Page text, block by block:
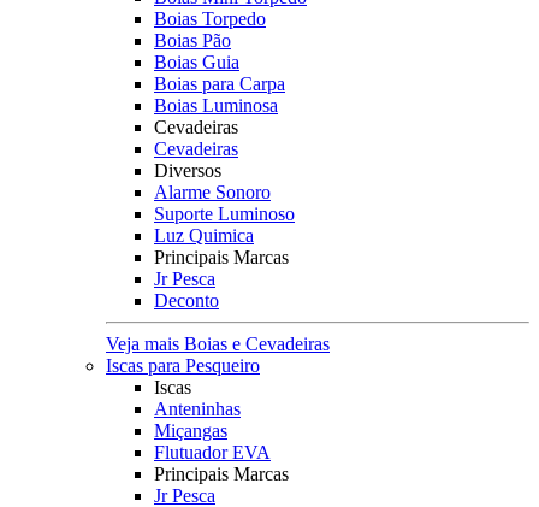
Boias Torpedo
Boias Pão
Boias Guia
Boias para Carpa
Boias Luminosa
Cevadeiras
Cevadeiras
Diversos
Alarme Sonoro
Suporte Luminoso
Luz Quimica
Principais Marcas
Jr Pesca
Deconto
Veja mais Boias e Cevadeiras
Iscas para Pesqueiro
Iscas
Anteninhas
Miçangas
Flutuador EVA
Principais Marcas
Jr Pesca